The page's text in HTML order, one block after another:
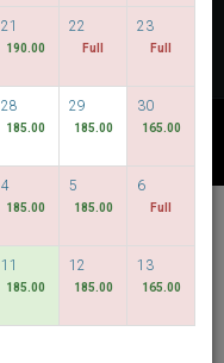
SGD
21
190.00
22
Full
23
Full
28
185.00
29
185.00
30
165.00
4
185.00
5
185.00
6
Full
11
185.00
12
185.00
13
165.00